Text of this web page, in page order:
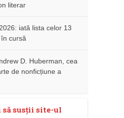
literar
iată lista celor 13
cursă
D. Huberman, cea
de nonficțiune a
să susţii site-ul